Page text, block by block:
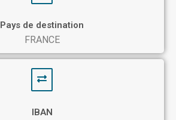
Pays de destination
FRANCE
IBAN